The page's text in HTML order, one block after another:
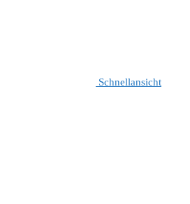
Schnellansicht